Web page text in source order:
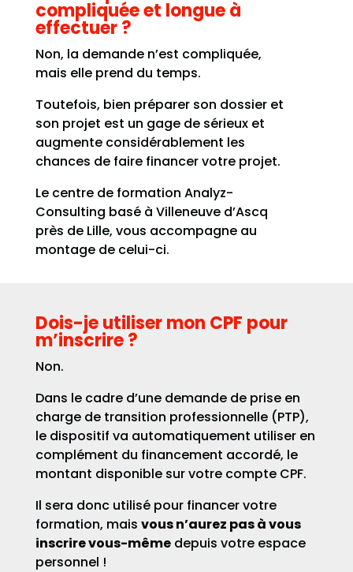
compliquée et longue à
effectuer ?
Non, la demande n’est compliquée,
mais elle prend du temps.
Toutefois, bien préparer son dossier et
son projet est un gage de sérieux et
augmente considérablement les
chances de faire financer votre projet.
Le centre de formation Analyz-
Consulting basé à Villeneuve d’Ascq
près de Lille, vous accompagne au
montage de celui-ci.
Dois-je utiliser mon CPF pour
m’inscrire ?
Non.
Dans le cadre d’une demande de prise en
charge de transition professionnelle (PTP),
le dispositif va automatiquement utiliser en
complément du financement accordé, le
montant disponible sur votre compte CPF.
Il sera donc utilisé pour financer votre
formation, mais vous n’aurez pas à vous
inscrire vous-mêmedepuis votre espace
personnel !